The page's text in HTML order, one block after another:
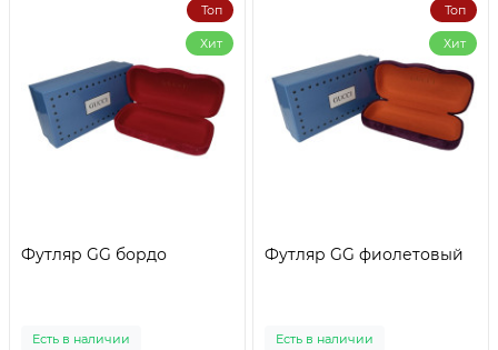
Топ
Хит
Футляр GG бордо
Есть в наличии
Топ
Хит
Футляр GG фиолетовый
Есть в наличии